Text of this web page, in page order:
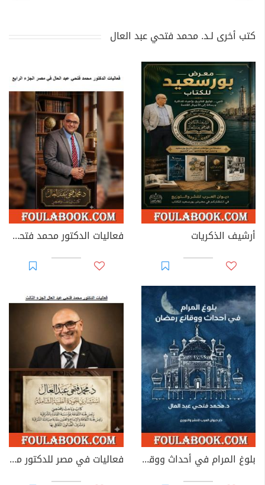
كتب أخرى لـد. محمد فتحي عبد العال
أرشيف الذكريات فعاليات الدكتور محمد فتحي عبد العال في مصر - الجزء الرابع
بلوغ المرام في أحداث ووقائع رمضان فعاليات في مصر للدكتور محمد فتحي عبد العال - الجزء الثالث